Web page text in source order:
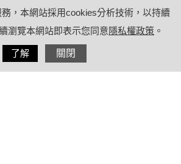
，本網站採用cookies分析技術，以持續
瀏覽本網站即表示您同意隱私權政策 。
了解 關閉